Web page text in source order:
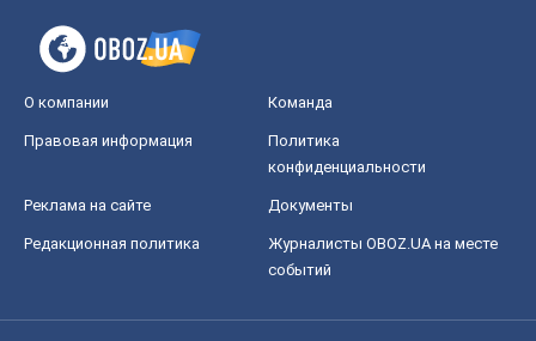
О компании Команда
Правовая информация
Политика
конфиденциальности
Реклама на сайте Документы
Редакционная политика
Журналисты OBOZ.UA на месте
событий